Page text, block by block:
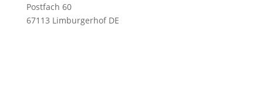
Postfach 60
67113 Limburgerhof DE